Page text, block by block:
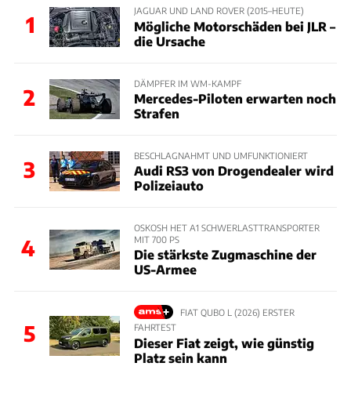
1
JAGUAR UND LAND ROVER (2015–HEUTE)
Mögliche Motorschäden bei JLR –
die Ursache
2
DÄMPFER IM WM-KAMPF
Mercedes-Piloten erwarten noch
Strafen
3
BESCHLAGNAHMT UND UMFUNKTIONIERT
Audi RS3 von Drogendealer wird
Polizeiauto
4
OSKOSH HET A1 SCHWERLASTTRANSPORTER
MIT 700 PS
Die stärkste Zugmaschine der
US-Armee
5
FIAT QUBO L (2026) ERSTER
FAHRTEST
Dieser Fiat zeigt, wie günstig
Platz sein kann